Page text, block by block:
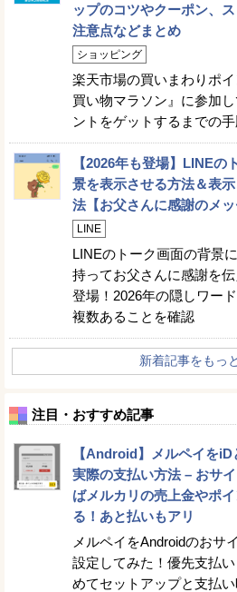
ップのコツやクーポン、
注意点などまとめ
ショッピング
楽天市場の買いまわりポ
買い物マラソン』に参加
ントをゲットするまでの
【2026年も登場】LINEの
景を表示させる方法＆表
法【お父さんに感謝のメッ
LINE
LINEのトーク画面の背景
持ってお父さんに感謝を
登場！2026年の隠しワー
複数あることを確認
新着記事をもっ
注目・おすすめ記事
【Android】メルペイを
実際の支払い方法 – おサ
ばメルカリの売上金やポ
る！あと払いもアリ
メルペイをAndroidのおサ
設定してみた！優先支払
めてセットアップと支払